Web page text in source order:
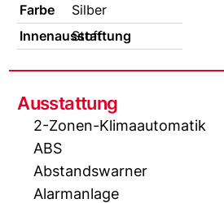
Farbe
Silber
Innenausstattung
Stoff
Ausstattung
2-Zonen-Klimaautomatik
ABS
Abstandswarner
Alarmanlage